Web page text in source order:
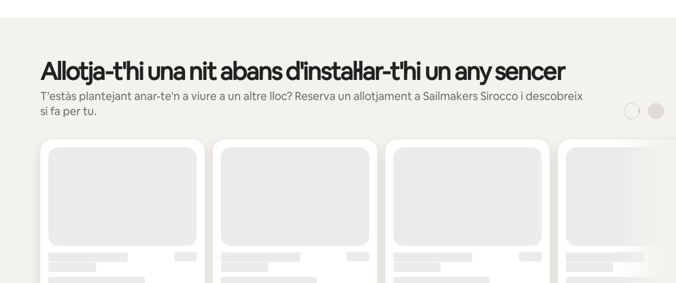
Allotja-t'hi una nit abans d'instal·lar-t'hi un any sencer
T'estàs plantejant anar-te'n a viure a un altre lloc? Reserva un allotjament a Sailmakers Sirocco i descobreix
si fa per tu.
Et mostrem 0 elements (en total, n'hi ha 0)
_